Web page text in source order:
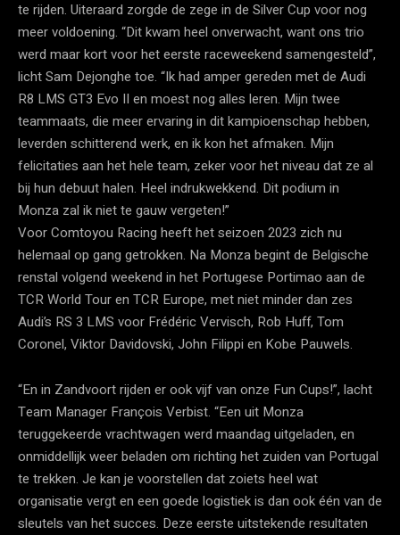
te rijden. Uiteraard zorgde de zege in de Silver Cup voor nog
meer voldoening. “Dit kwam heel onverwacht, want ons trio
werd maar kort voor het eerste raceweekend samengesteld”,
licht Sam Dejonghe toe. “Ik had amper gereden met de Audi
R8 LMS GT3 Evo II en moest nog alles leren. Mijn twee
teammaats, die meer ervaring in dit kampioenschap hebben,
leverden schitterend werk, en ik kon het afmaken. Mijn
felicitaties aan het hele team, zeker voor het niveau dat ze al
bij hun debuut halen. Heel indrukwekkend. Dit podium in
Monza zal ik niet te gauw vergeten!”
Voor Comtoyou Racing heeft het seizoen 2023 zich nu
helemaal op gang getrokken. Na Monza begint de Belgische
renstal volgend weekend in het Portugese Portimao aan de
TCR World Tour en TCR Europe, met niet minder dan zes
Audi’s RS 3 LMS voor Frédéric Vervisch, Rob Huff, Tom
Coronel, Viktor Davidovski, John Filippi en Kobe Pauwels.
“En in Zandvoort rijden er ook vijf van onze Fun Cups!”, lacht
Team Manager François Verbist. “Een uit Monza
teruggekeerde vrachtwagen werd maandag uitgeladen, en
onmiddellijk weer beladen om richting het zuiden van Portugal
te trekken. Je kan je voorstellen dat zoiets heel wat
organisatie vergt en een goede logistiek is dan ook één van de
sleutels van het succes. Deze eerste uitstekende resultaten